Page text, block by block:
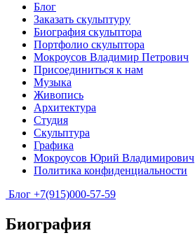
Блог
Заказать скульптуру
Биография скульптора
Портфолио скульптора
Мокроусов Владимир Петрович
Присоединиться к нам
Музыка
Живопись
Архитектура
Студия
Скульптура
Графика
Мокроусов Юрий Владимирович
Политика конфиденциальности
Блог +7(915)000-57-59
Биография